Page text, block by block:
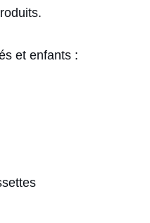
et enfants :